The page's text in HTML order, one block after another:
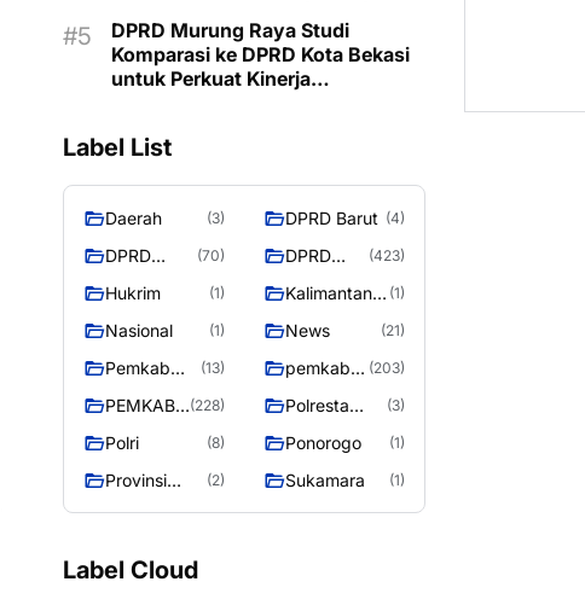
DPRD Murung Raya Studi
Komparasi ke DPRD Kota Bekasi
untuk Perkuat Kinerja
Label List
Daerah (3) DPRD Barut (4)
DPRD
Raya
(70)
DPRD
RAYA
(423)
Hukrim (1)
Kalimantan
(1)
Nasional (1) News (21)
Pemkab
(13)
pemkab
raya
(203)
PEMKAB
RAYA
(228)
Polresta
Raya
(3)
Polri (8) Ponorogo (1)
Provinsi
(2) Sukamara (1)
Label Cloud